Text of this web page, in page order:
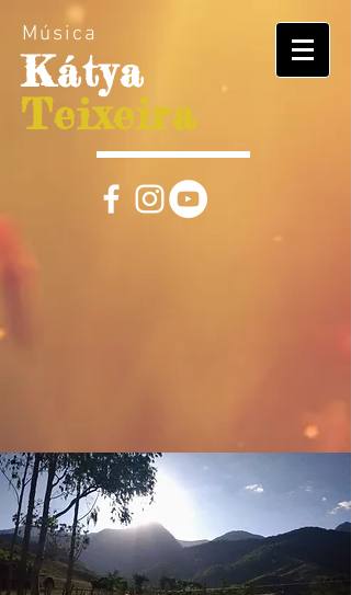
Música
Kátya
Teixeira